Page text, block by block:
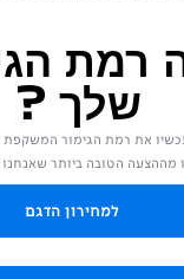
רמת
שלך ?
את רמת הגימור המשקפת
מההצעה הטובה ביותר שאנחנו
למחירון הדגם